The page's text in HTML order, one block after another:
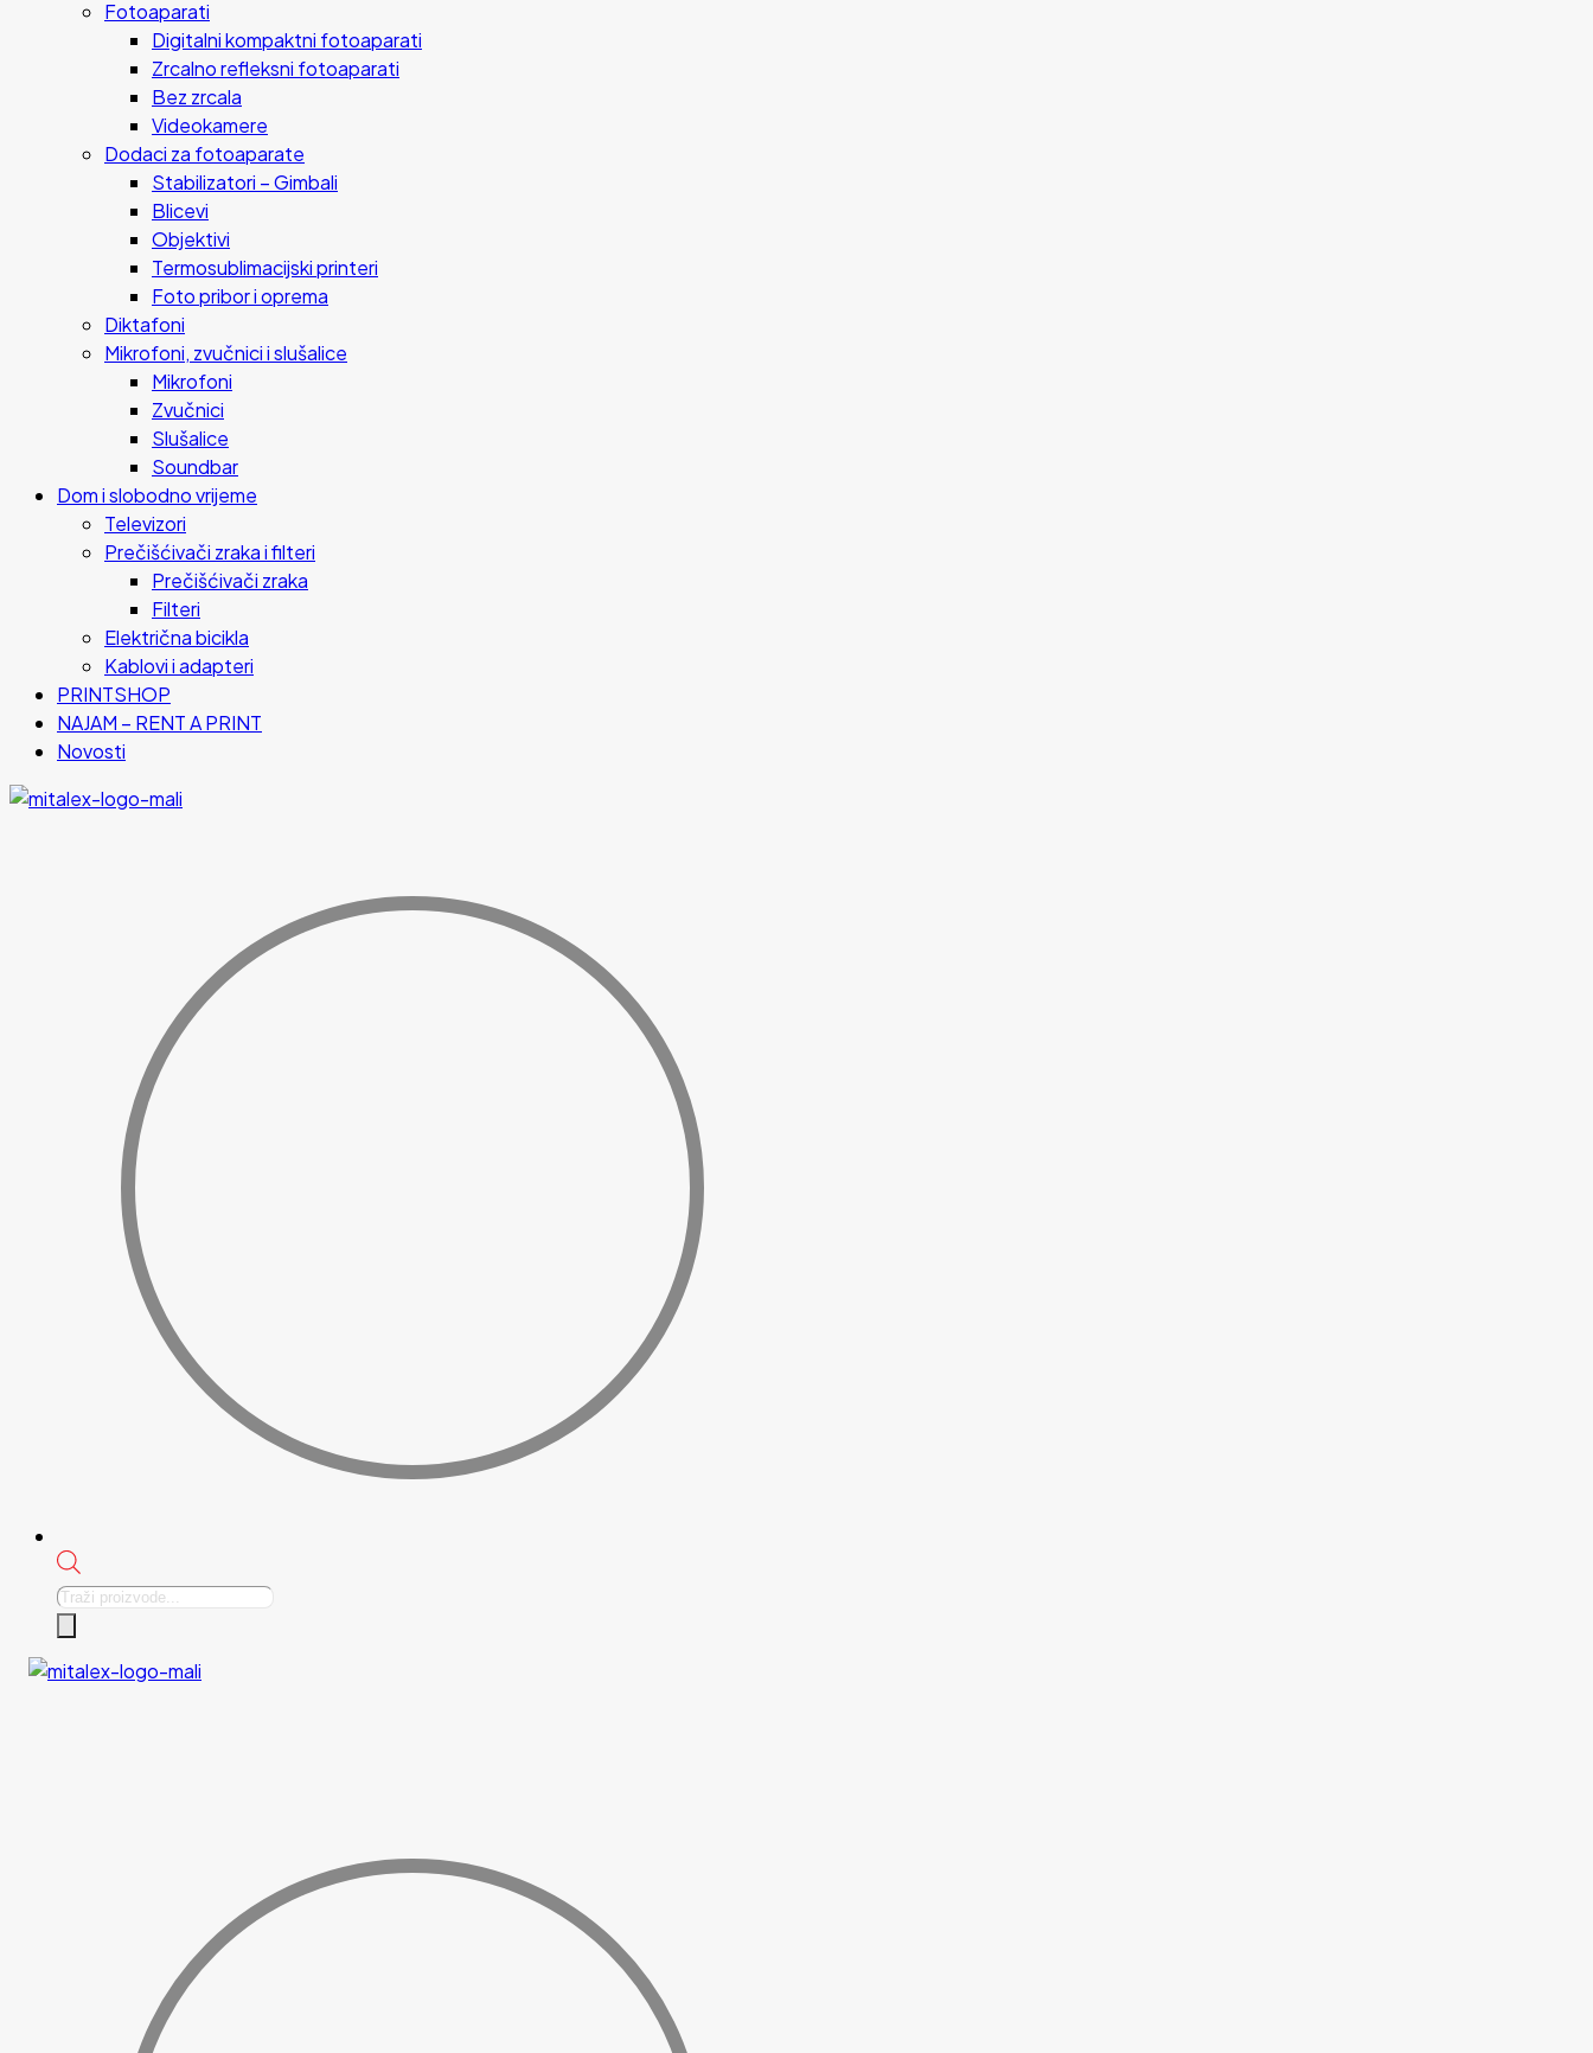
Fotoaparati
Digitalni kompaktni fotoaparati
Zrcalno refleksni fotoaparati
Bez zrcala
Videokamere
Dodaci za fotoaparate
Stabilizatori – Gimbali
Blicevi
Objektivi
Termosublimacijski printeri
Foto pribor i oprema
Diktafoni
Mikrofoni, zvučnici i slušalice
Mikrofoni
Zvučnici
Slušalice
Soundbar
Dom i slobodno vrijeme
Televizori
Prečišćivači zraka i filteri
Prečišćivači zraka
Filteri
Električna bicikla
Kablovi i adapteri
PRINTSHOP
NAJAM – RENT A PRINT
Novosti
Products
search